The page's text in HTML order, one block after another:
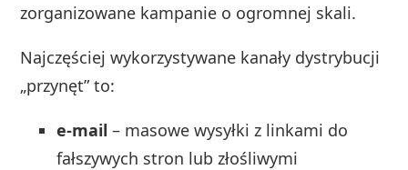
zorganizowane kampanie o ogromnej skali.
Najczęściej wykorzystywane kanały dystrybucji
„przynęt” to:
e‑mail – masowe wysyłki z linkami do
fałszywych stron lub złośliwymi